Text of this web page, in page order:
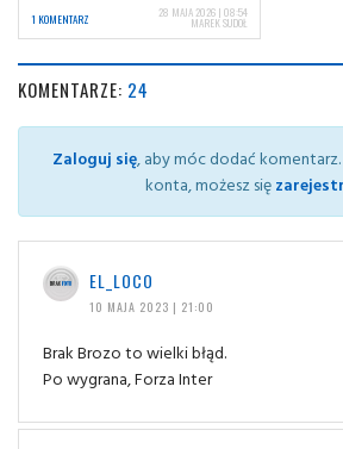
1 KOMENTARZ 28 MAJA 2026 | 08:54
MAREK SUDOŁ
KOMENTARZE: 24
Zaloguj się, aby móc dodać komentarz.
konta, możesz się
EL_LOCO
10 MAJA 2023 | 21:00
Brak Brozo to wielki błąd.
Po wygrana, Forza Inter